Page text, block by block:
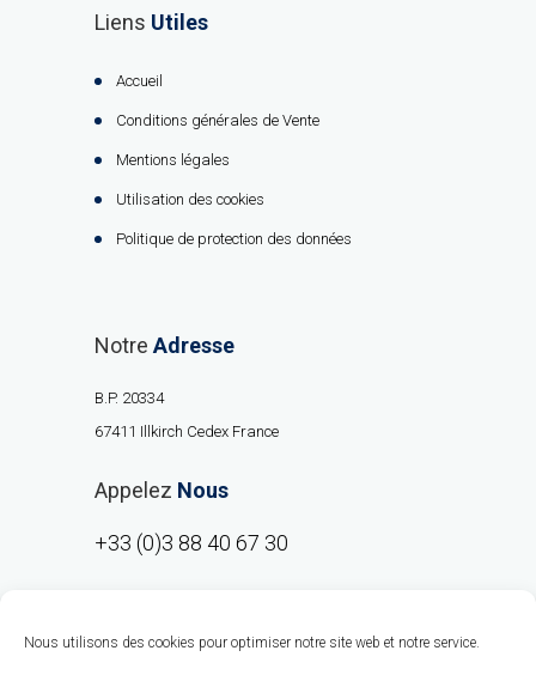
Nous utilisons des cookies pour optimiser notre site web et notre service.
Liens Utiles
Accueil
Conditions générales de Vente
Mentions légales
Utilisation des cookies
Politique de protection des données
Notre Adresse
B.P. 20334
67411 Illkirch Cedex France
Appelez Nous
+33 (0)3 88 40 67 30